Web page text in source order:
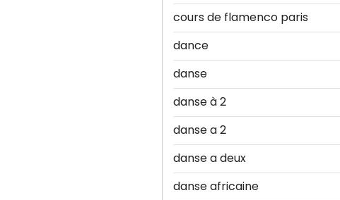
cours de flamenco paris
dance
danse
danse à 2
danse a 2
danse a deux
danse africaine